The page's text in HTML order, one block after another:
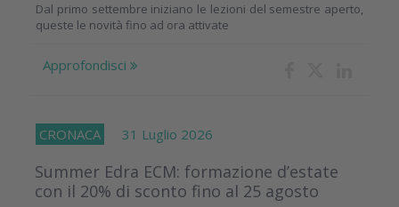
Dal primo settembre iniziano le lezioni del semestre aperto,
queste le novità fino ad ora attivate
Approfondisci
CRONACA 31 Luglio 2026
Summer Edra ECM: formazione d’estate
con il 20% di sconto fino al 25 agosto